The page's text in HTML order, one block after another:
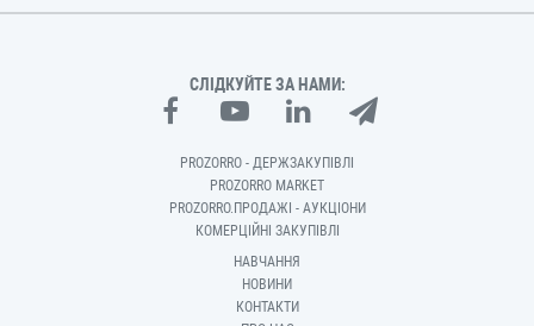
СЛІДКУЙТЕ ЗА НАМИ:
PROZORRO - ДЕРЖЗАКУПІВЛІ
PROZORRO MARKET
PROZORRO.ПРОДАЖІ - АУКЦІОНИ
КОМЕРЦІЙНІ ЗАКУПІВЛІ
НАВЧАННЯ
НОВИНИ
КОНТАКТИ